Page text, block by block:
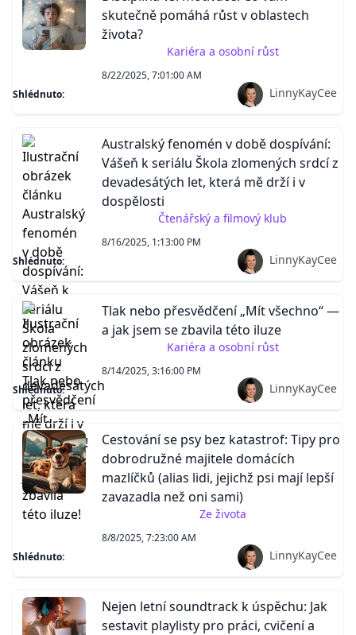
skutečně pomáhá růst v oblastech
života?
Kariéra a osobní růst
8/22/2025, 7:01:00 AM
Shlédnuto:
LinnyKayCee
Australský fenomén v době dospívání:
Vášeň k seriálu Škola zlomených srdcí z
devadesátých let, která mě drží i v
dospělosti
Čtenářský a filmový klub
8/16/2025, 1:13:00 PM
Shlédnuto:
LinnyKayCee
Tlak nebo přesvědčení „Mít všechno“ —
a jak jsem se zbavila této iluze
Kariéra a osobní růst
8/14/2025, 3:16:00 PM
Shlédnuto:
LinnyKayCee
Cestování se psy bez katastrof: Tipy pro
dobrodružné majitele domácích
mazlíčků (alias lidi, jejichž psi mají lepší
zavazadla než oni sami)
Ze života
8/8/2025, 7:23:00 AM
Shlédnuto:
LinnyKayCee
Nejen letní soundtrack k úspěchu: Jak
sestavit playlisty pro práci, cvičení a